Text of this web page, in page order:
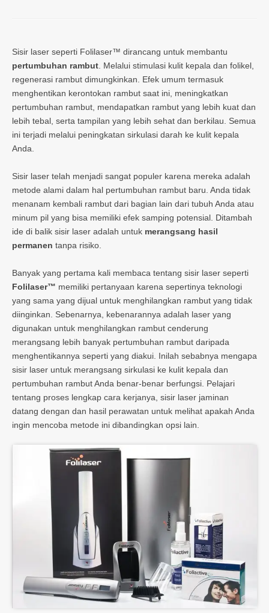
Sisir laser seperti Folilaser™ dirancang untuk membantu
pertumbuhan rambut . Melalui stimulasi kulit kepala dan folikel,
regenerasi rambut dimungkinkan. Efek umum termasuk
menghentikan kerontokan rambut saat ini, meningkatkan
pertumbuhan rambut, mendapatkan rambut yang lebih kuat dan
lebih tebal, serta tampilan yang lebih sehat dan berkilau. Semua
ini terjadi melalui peningkatan sirkulasi darah ke kulit kepala
Anda.
Sisir laser telah menjadi sangat populer karena mereka adalah
metode alami dalam hal pertumbuhan rambut baru. Anda tidak
menanam kembali rambut dari bagian lain dari tubuh Anda atau
minum pil yang bisa memiliki efek samping potensial. Ditambah
ide di balik sisir laser adalah untuk merangsang hasil
permanen tanpa risiko.
Banyak yang pertama kali membaca tentang sisir laser seperti
Folilaser™ memiliki pertanyaan karena sepertinya teknologi
yang sama yang dijual untuk menghilangkan rambut yang tidak
diinginkan. Sebenarnya, kebenarannya adalah laser yang
digunakan untuk menghilangkan rambut cenderung
merangsang lebih banyak pertumbuhan rambut daripada
menghentikannya seperti yang diakui. Inilah sebabnya mengapa
sisir laser untuk merangsang sirkulasi ke kulit kepala dan
pertumbuhan rambut Anda benar-benar berfungsi. Pelajari
tentang proses lengkap cara kerjanya, sisir laser jaminan
datang dengan dan hasil perawatan untuk melihat apakah Anda
ingin mencoba metode ini dibandingkan opsi lain.